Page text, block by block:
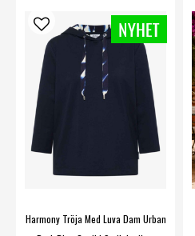
Harmony Tröja Med Luva Dam Urban